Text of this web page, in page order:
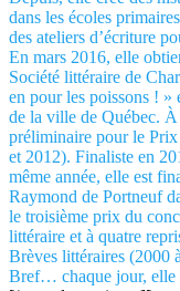
dans les écoles
des ateliers d’écriture
En mars 2016, elle
Société littéraire de
en pour les poissons !
de la ville de Québec.
préliminaire pour le
et 2012). Finaliste en
même année, elle est
Raymond de Portneuf
le troisième prix du
littéraire et à quatre
Brèves littéraires (2000
Bref… chaque jour, elle